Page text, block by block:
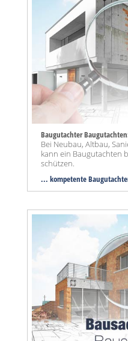
Baugutachter
Bei Neubau, Altbau,
kann ein Baugutachten
schützen.
... kompetente